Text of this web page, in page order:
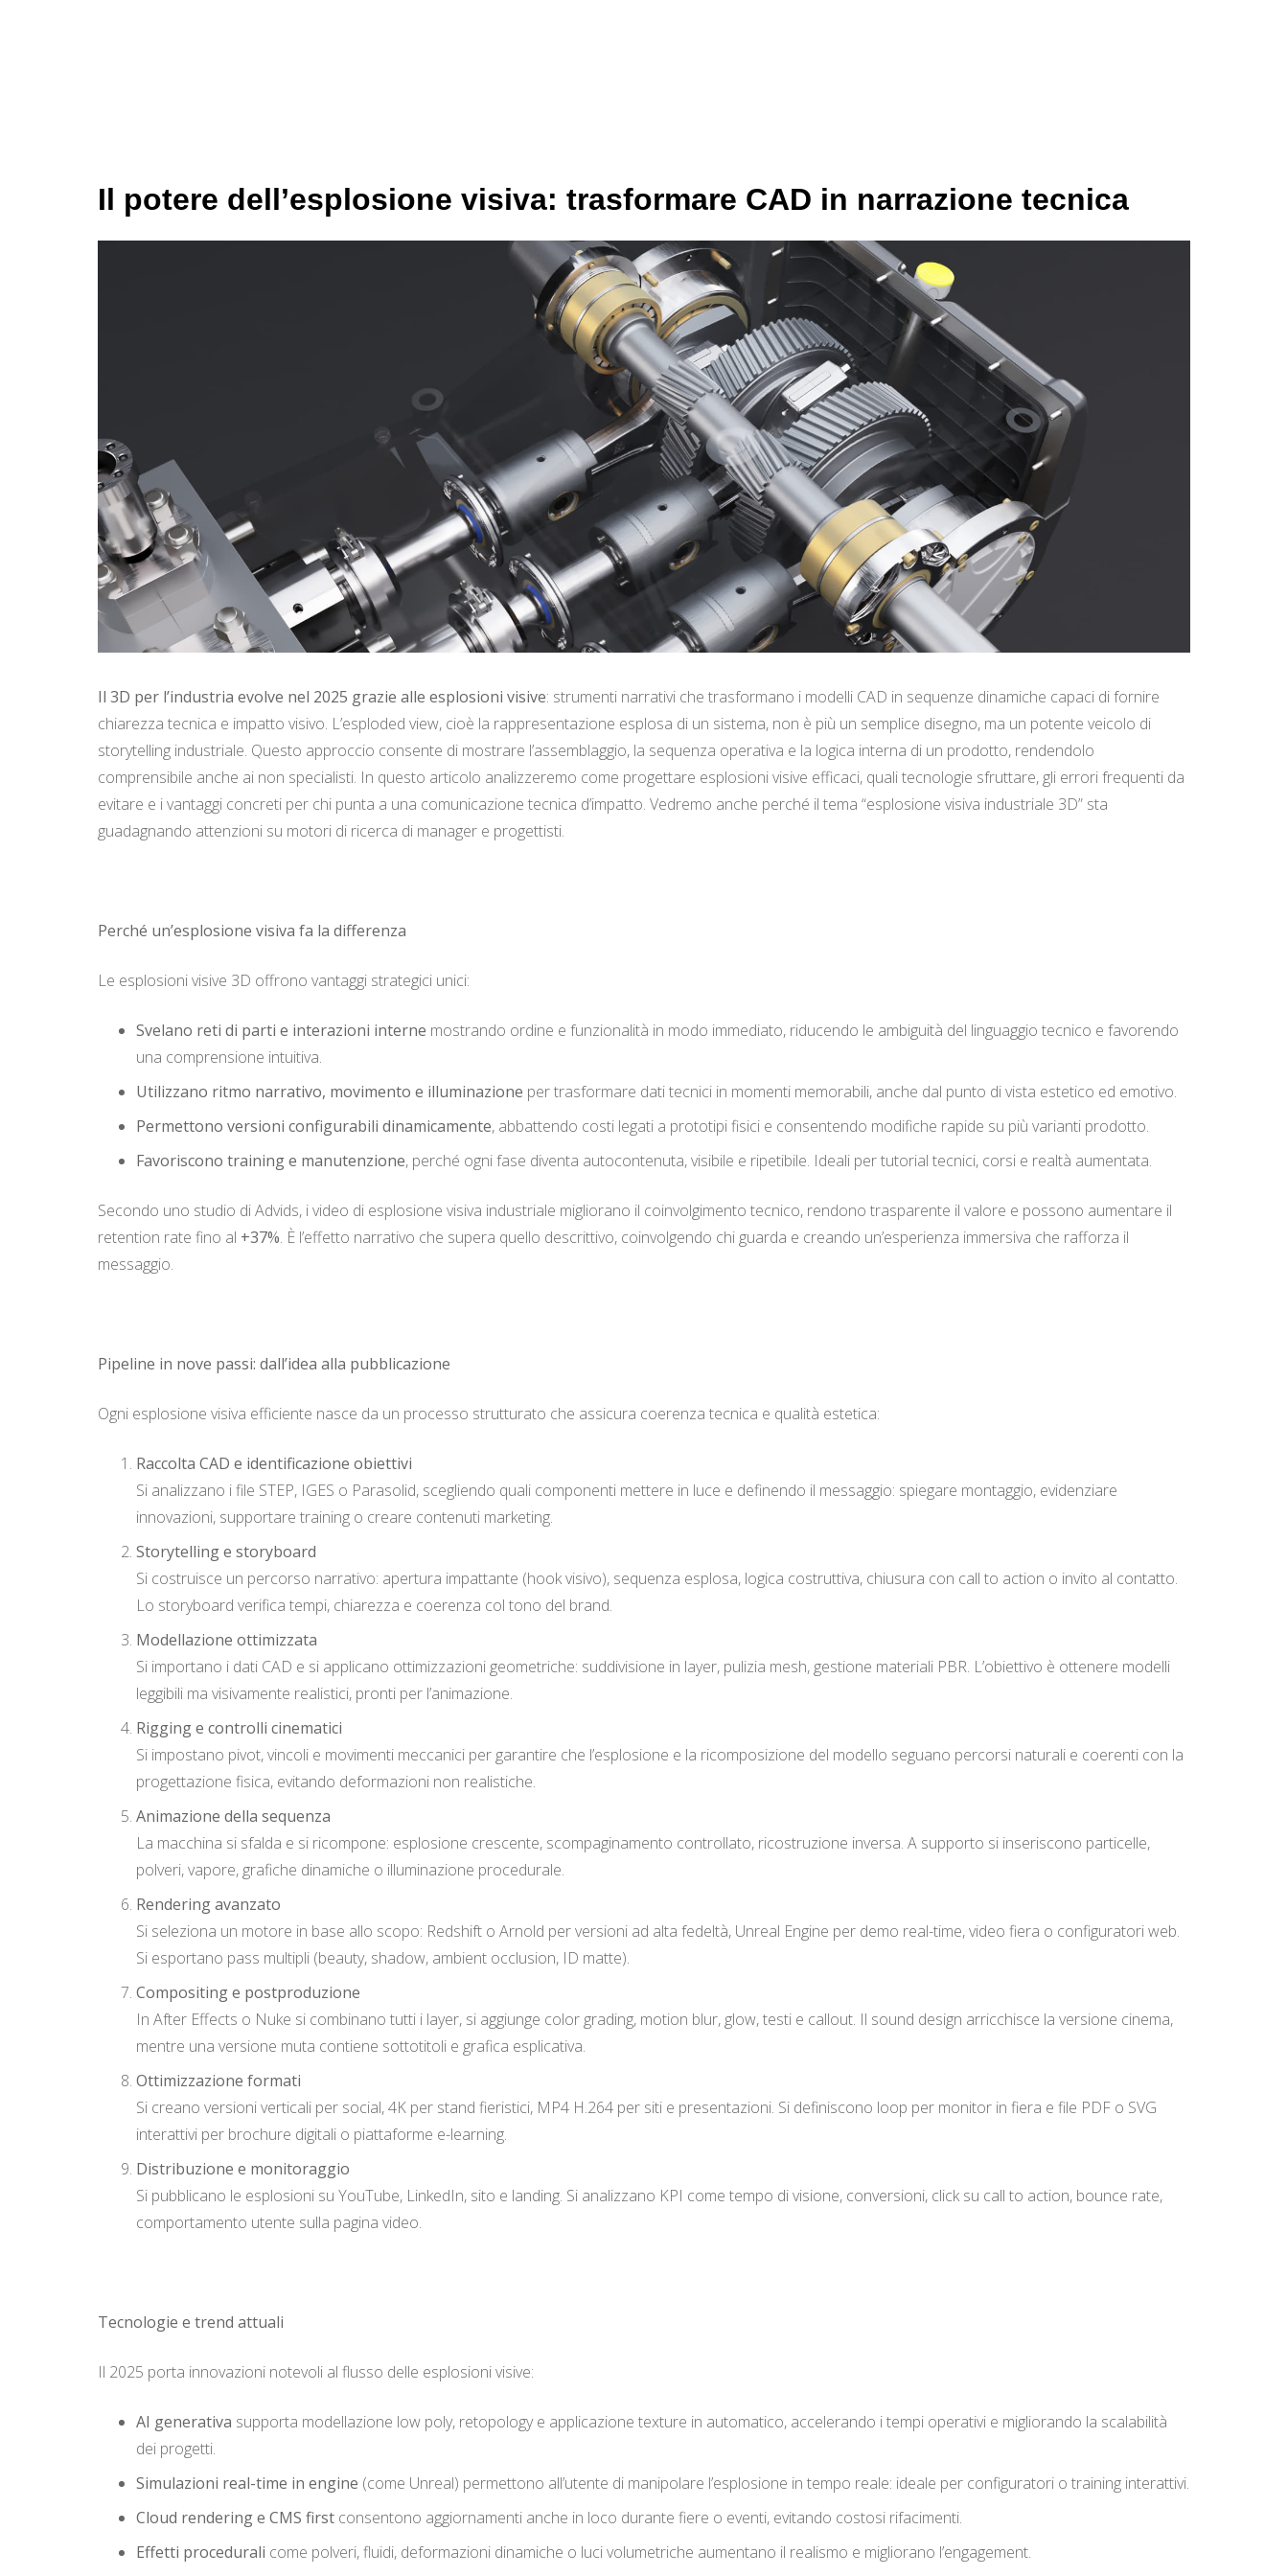
Il potere dell’esplosione visiva: trasformare CAD in narrazione tecnica
Il 3D per l’industria evolve nel 2025 grazie alle esplosioni visive: strumenti narrativi che trasformano i modelli CAD in sequenze dinamiche capaci di fornire
chiarezza tecnica e impatto visivo. L’esploded view, cioè la rappresentazione esplosa di un sistema, non è più un semplice disegno, ma un potente veicolo di
storytelling industriale. Questo approccio consente di mostrare l’assemblaggio, la sequenza operativa e la logica interna di un prodotto, rendendolo
comprensibile anche ai non specialisti. In questo articolo analizzeremo come progettare esplosioni visive efficaci, quali tecnologie sfruttare, gli errori frequenti da
evitare e i vantaggi concreti per chi punta a una comunicazione tecnica d’impatto. Vedremo anche perché il tema “esplosione visiva industriale 3D” sta
guadagnando attenzioni su motori di ricerca di manager e progettisti.
Perché un’esplosione visiva fa la differenza
Le esplosioni visive 3D offrono vantaggi strategici unici:
Svelano reti di parti e interazioni interne mostrando ordine e funzionalità in modo immediato, riducendo le ambiguità del linguaggio tecnico e favorendo
una comprensione intuitiva.
Utilizzano ritmo narrativo, movimento e illuminazione per trasformare dati tecnici in momenti memorabili, anche dal punto di vista estetico ed emotivo.
Permettono versioni configurabili dinamicamente, abbattendo costi legati a prototipi fisici e consentendo modifiche rapide su più varianti prodotto.
Favoriscono training e manutenzione, perché ogni fase diventa autocontenuta, visibile e ripetibile. Ideali per tutorial tecnici, corsi e realtà aumentata.
Secondo uno studio di Advids, i video di esplosione visiva industriale migliorano il coinvolgimento tecnico, rendono trasparente il valore e possono aumentare il
retention rate fino al +37%. È l’effetto narrativo che supera quello descrittivo, coinvolgendo chi guarda e creando un’esperienza immersiva che rafforza il
messaggio.
Pipeline in nove passi: dall’idea alla pubblicazione
Ogni esplosione visiva efficiente nasce da un processo strutturato che assicura coerenza tecnica e qualità estetica:
Raccolta CAD e identificazione obiettivi
Si analizzano i file STEP, IGES o Parasolid, scegliendo quali componenti mettere in luce e definendo il messaggio: spiegare montaggio, evidenziare
innovazioni, supportare training o creare contenuti marketing.
Storytelling e storyboard
Si costruisce un percorso narrativo: apertura impattante (hook visivo), sequenza esplosa, logica costruttiva, chiusura con call to action o invito al contatto.
Lo storyboard verifica tempi, chiarezza e coerenza col tono del brand.
Modellazione ottimizzata
Si importano i dati CAD e si applicano ottimizzazioni geometriche: suddivisione in layer, pulizia mesh, gestione materiali PBR. L’obiettivo è ottenere modelli
leggibili ma visivamente realistici, pronti per l’animazione.
Rigging e controlli cinematici
Si impostano pivot, vincoli e movimenti meccanici per garantire che l’esplosione e la ricomposizione del modello seguano percorsi naturali e coerenti con la
progettazione fisica, evitando deformazioni non realistiche.
Animazione della sequenza
La macchina si sfalda e si ricompone: esplosione crescente, scompaginamento controllato, ricostruzione inversa. A supporto si inseriscono particelle,
polveri, vapore, grafiche dinamiche o illuminazione procedurale.
Rendering avanzato
Si seleziona un motore in base allo scopo: Redshift o Arnold per versioni ad alta fedeltà, Unreal Engine per demo real-time, video fiera o configuratori web.
Si esportano pass multipli (beauty, shadow, ambient occlusion, ID matte).
Compositing e postproduzione
In After Effects o Nuke si combinano tutti i layer, si aggiunge color grading, motion blur, glow, testi e callout. Il sound design arricchisce la versione cinema,
mentre una versione muta contiene sottotitoli e grafica esplicativa.
Ottimizzazione formati
Si creano versioni verticali per social, 4K per stand fieristici, MP4 H.264 per siti e presentazioni. Si definiscono loop per monitor in fiera e file PDF o SVG
interattivi per brochure digitali o piattaforme e-learning.
Distribuzione e monitoraggio
Si pubblicano le esplosioni su YouTube, LinkedIn, sito e landing. Si analizzano KPI come tempo di visione, conversioni, click su call to action, bounce rate,
comportamento utente sulla pagina video.
Tecnologie e trend attuali
Il 2025 porta innovazioni notevoli al flusso delle esplosioni visive:
AI generativa supporta modellazione low poly, retopology e applicazione texture in automatico, accelerando i tempi operativi e migliorando la scalabilità
dei progetti.
Simulazioni real-time in engine (come Unreal) permettono all’utente di manipolare l’esplosione in tempo reale: ideale per configuratori o training interattivi.
Cloud rendering e CMS first consentono aggiornamenti anche in loco durante fiere o eventi, evitando costosi rifacimenti.
Effetti procedurali come polveri, fluidi, deformazioni dinamiche o luci volumetriche aumentano il realismo e migliorano l’engagement.